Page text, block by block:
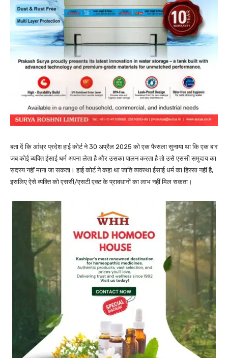
बता दें कि आंध्र प्रदेश हाई कोर्ट ने 30 अप्रैल 2025 को एक फैसला सुनाया था कि एक बार
जब कोई व्यक्ति ईसाई धर्म अपना लेता है और उसका पालन करता है तो उसे एससी समुदाय का
सदस्य नहीं माना जा सकता। हाई कोर्ट ने कहा था जाति व्यवस्था ईसाई धर्म का हिस्सा नहीं है,
इसलिए ऐसे व्यक्ति को एससी/एसटी एक्ट के प्रावधानों का लाभ नहीं मिल सकता।